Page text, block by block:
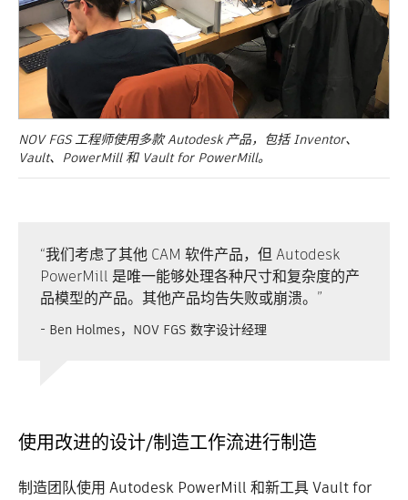
NOV FGS 工程师使用多款 Autodesk 产品，包括 Inventor、
Vault、PowerMill 和 Vault for PowerMill。
“我们考虑了其他 CAM 软件产品，但 Autodesk
PowerMill 是唯一能够处理各种尺寸和复杂度的产
品模型的产品。其他产品均告失败或崩溃。”
- Ben Holmes，NOV FGS 数字设计经理
使用改进的设计/制造工作流进行制造
制造团队使用 Autodesk PowerMill 和新工具 Vault for